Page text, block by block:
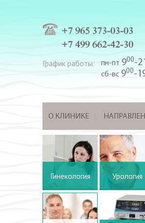
+7 965 373-03-03
+7 499 662-42-30
График работы: пн-пт 900-
сб-вс 900-
О КЛИНИКЕ
Гинекология Урология